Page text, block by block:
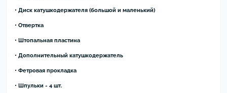
• Диск катушкодержателя (большой и маленький)
• Отвертка
• Штопальная пластина
• Дополнительный катушкодержатель
• Фетровая прокладка
• Шпульки - 4 шт.